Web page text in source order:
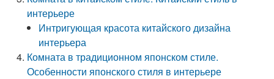
интерьере
Интригующая красота китайского дизайна
интерьера
Комната в традиционном японском стиле.
Особенности японского стиля в интерьере